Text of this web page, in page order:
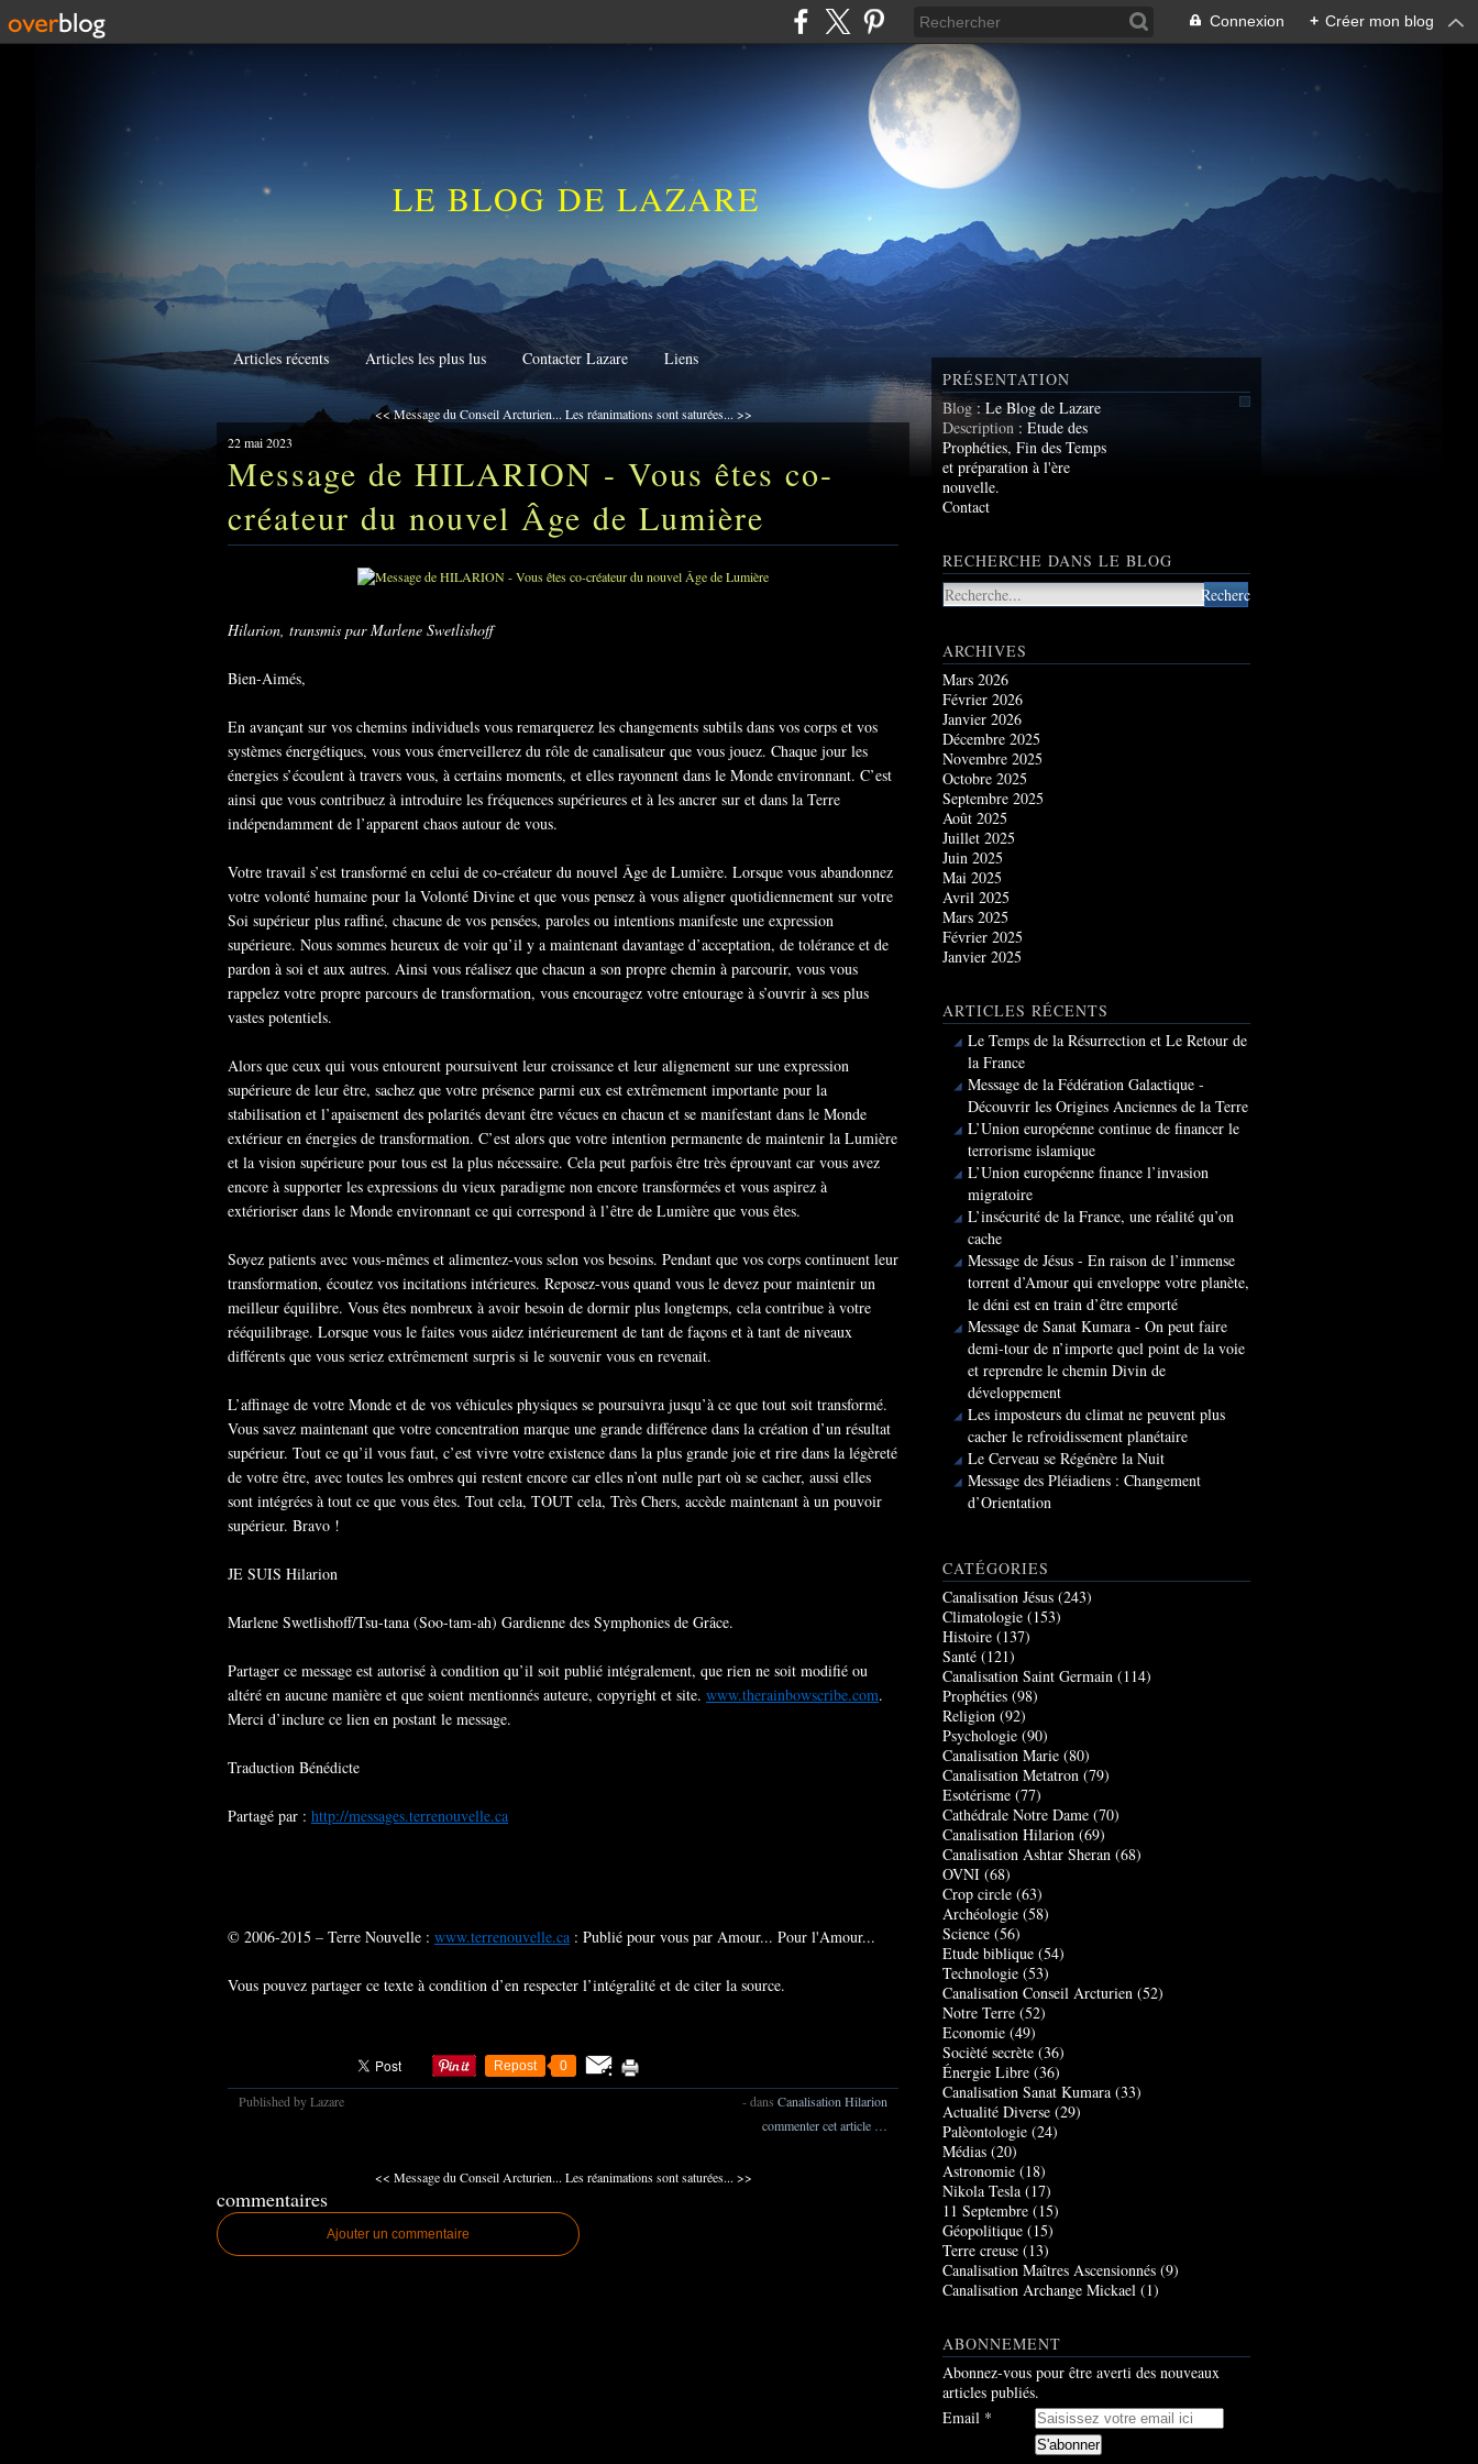
Connexion + Créer mon blog
LE BLOG DE LAZARE
Articles récents Articles les plus lus Contacter Lazare Liens
<< Message du Conseil Arcturien... Les réanimations sont saturées... >>
22 mai 2023
Message de HILARION - Vous êtes co-
créateur du nouvel Âge de Lumière
Hilarion, transmis par Marlene Swetlishoff
Bien-Aimés,
En avançant sur vos chemins individuels vous remarquerez les changements subtils dans vos corps et vos
systèmes énergétiques, vous vous émerveillerez du rôle de canalisateur que vous jouez. Chaque jour les
énergies s’écoulent à travers vous, à certains moments, et elles rayonnent dans le Monde environnant. C’est
ainsi que vous contribuez à introduire les fréquences supérieures et à les ancrer sur et dans la Terre
indépendamment de l’apparent chaos autour de vous.
Votre travail s’est transformé en celui de co-créateur du nouvel Âge de Lumière. Lorsque vous abandonnez
votre volonté humaine pour la Volonté Divine et que vous pensez à vous aligner quotidiennement sur votre
Soi supérieur plus raffiné, chacune de vos pensées, paroles ou intentions manifeste une expression
supérieure. Nous sommes heureux de voir qu’il y a maintenant davantage d’acceptation, de tolérance et de
pardon à soi et aux autres. Ainsi vous réalisez que chacun a son propre chemin à parcourir, vous vous
rappelez votre propre parcours de transformation, vous encouragez votre entourage à s’ouvrir à ses plus
vastes potentiels.
Alors que ceux qui vous entourent poursuivent leur croissance et leur alignement sur une expression
supérieure de leur être, sachez que votre présence parmi eux est extrêmement importante pour la
stabilisation et l’apaisement des polarités devant être vécues en chacun et se manifestant dans le Monde
extérieur en énergies de transformation. C’est alors que votre intention permanente de maintenir la Lumière
et la vision supérieure pour tous est la plus nécessaire. Cela peut parfois être très éprouvant car vous avez
encore à supporter les expressions du vieux paradigme non encore transformées et vous aspirez à
extérioriser dans le Monde environnant ce qui correspond à l’être de Lumière que vous êtes.
Soyez patients avec vous-mêmes et alimentez-vous selon vos besoins. Pendant que vos corps continuent leur
transformation, écoutez vos incitations intérieures. Reposez-vous quand vous le devez pour maintenir un
meilleur équilibre. Vous êtes nombreux à avoir besoin de dormir plus longtemps, cela contribue à votre
rééquilibrage. Lorsque vous le faites vous aidez intérieurement de tant de façons et à tant de niveaux
différents que vous seriez extrêmement surpris si le souvenir vous en revenait.
L’affinage de votre Monde et de vos véhicules physiques se poursuivra jusqu’à ce que tout soit transformé.
Vous savez maintenant que votre concentration marque une grande différence dans la création d’un résultat
supérieur. Tout ce qu’il vous faut, c’est vivre votre existence dans la plus grande joie et rire dans la légèreté
de votre être, avec toutes les ombres qui restent encore car elles n’ont nulle part où se cacher, aussi elles
sont intégrées à tout ce que vous êtes. Tout cela, TOUT cela, Très Chers, accède maintenant à un pouvoir
supérieur. Bravo !
JE SUIS Hilarion
Marlene Swetlishoff/Tsu-tana (Soo-tam-ah) Gardienne des Symphonies de Grâce.
Partager ce message est autorisé à condition qu’il soit publié intégralement, que rien ne soit modifié ou
altéré en aucune manière et que soient mentionnés auteure, copyright et site. www.therainbowscribe.com.
Merci d’inclure ce lien en postant le message.
Traduction Bénédicte
Partagé par : http://messages.terrenouvelle.ca
© 2006-2015 – Terre Nouvelle : www.terrenouvelle.ca : Publié pour vous par Amour... Pour l'Amour...
Vous pouvez partager ce texte à condition d’en respecter l’intégralité et de citer la source.
Repost 0
Published by Lazare -dans Canalisation Hilarion
commenter cet article
<< Message du Conseil Arcturien... Les réanimations sont saturées... >>
commentaires
Ajouter un commentaire
PRÉSENTATION
Blog : Le Blog de Lazare
Description : Etude des
Prophéties, Fin des Temps
et préparation à l'ère
nouvelle.
Contact
RECHERCHE DANS LE BLOG
ARCHIVES
Mars 2026
Février 2026
Janvier 2026
Décembre 2025
Novembre 2025
Octobre 2025
Septembre 2025
Août 2025
Juillet 2025
Juin 2025
Mai 2025
Avril 2025
Mars 2025
Février 2025
Janvier 2025
ARTICLES RÉCENTS
Le Temps de la Résurrection et Le Retour de
la France
Message de la Fédération Galactique -
Découvrir les Origines Anciennes de la Terre
L’Union européenne continue de financer le
terrorisme islamique
L’Union européenne finance l’invasion
migratoire
L’insécurité de la France, une réalité qu’on
cache
Message de Jésus - En raison de l’immense
torrent d’Amour qui enveloppe votre planète,
le déni est en train d’être emporté
Message de Sanat Kumara - On peut faire
demi-tour de n’importe quel point de la voie
et reprendre le chemin Divin de
développement
Les imposteurs du climat ne peuvent plus
cacher le refroidissement planétaire
Le Cerveau se Régénère la Nuit
Message des Pléiadiens : Changement
d’Orientation
CATÉGORIES
Canalisation Jésus (243)
Climatologie (153)
Histoire (137)
Santé (121)
Canalisation Saint Germain (114)
Prophéties (98)
Religion (92)
Psychologie (90)
Canalisation Marie (80)
Canalisation Metatron (79)
Esotérisme (77)
Cathédrale Notre Dame (70)
Canalisation Hilarion (69)
Canalisation Ashtar Sheran (68)
OVNI (68)
Crop circle (63)
Archéologie (58)
Science (56)
Etude biblique (54)
Technologie (53)
Canalisation Conseil Arcturien (52)
Notre Terre (52)
Economie (49)
Socièté secrète (36)
Énergie Libre (36)
Canalisation Sanat Kumara (33)
Actualité Diverse (29)
Palèontologie (24)
Médias (20)
Astronomie (18)
Nikola Tesla (17)
11 Septembre (15)
Géopolitique (15)
Terre creuse (13)
Canalisation Maîtres Ascensionnés (9)
Canalisation Archange Mickael (1)
ABONNEMENT
Abonnez-vous pour être averti des nouveaux
articles publiés.
Email